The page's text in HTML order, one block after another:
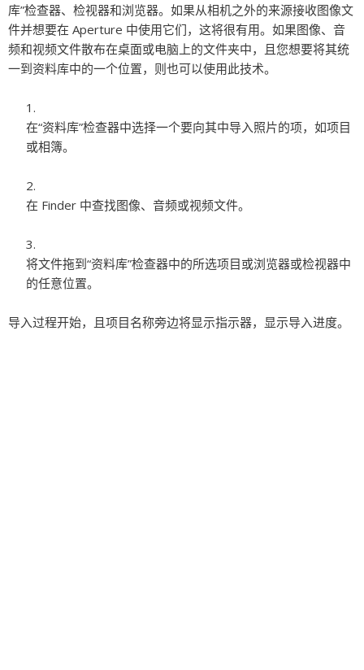
库”检查器、检视器和浏览器。如果从相机之外的来源接收图像文
件并想要在 Aperture 中使用它们，这将很有用。如果图像、音
频和视频文件散布在桌面或电脑上的文件夹中，且您想要将其统
一到资料库中的一个位置，则也可以使用此技术。
在“资料库”检查器中选择一个要向其中导入照片的项，如项目
或相簿。
在 Finder 中查找图像、音频或视频文件。
将文件拖到“资料库”检查器中的所选项目或浏览器或检视器中
的任意位置。
导入过程开始，且项目名称旁边将显示指示器，显示导入进度。